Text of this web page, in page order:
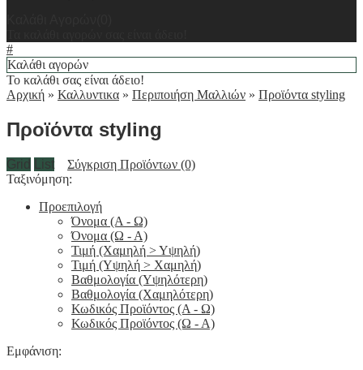
#
Καλάθι αγορών
Το καλάθι σας είναι άδειο!
Αρχική » Καλλυντικα » Περιποιήση Μαλλιών » Προϊόντα styling
Προϊόντα styling
Grid List
Σύγκριση Προϊόντων (0)
Ταξινόμηση:
Προεπιλογή
Όνομα (A - Ω)
Όνομα (Ω - Α)
Τιμή (Χαμηλή > Υψηλή)
Τιμή (Υψηλή > Χαμηλή)
Βαθμολογία (Υψηλότερη)
Βαθμολογία (Χαμηλότερη)
Κωδικός Προϊόντος (Α - Ω)
Κωδικός Προϊόντος (Ω - Α)
Εμφάνιση: